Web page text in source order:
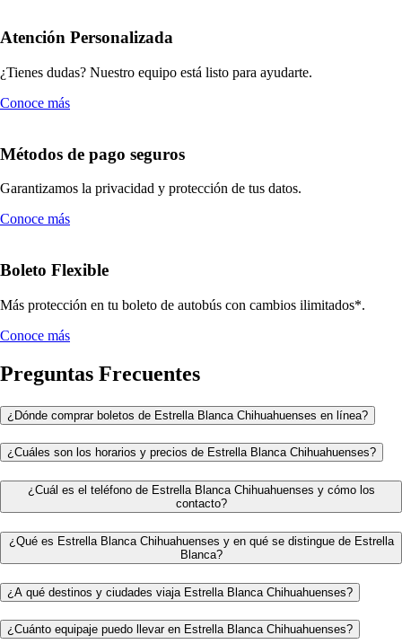
Atención Personalizada
¿Tienes dudas? Nuestro equipo está listo para ayudarte.
Conoce más
Métodos de pago seguros
Garantizamos la privacidad y protección de tus datos.
Conoce más
Boleto Flexible
Más protección en tu boleto de autobús con cambios ilimitados*.
Conoce más
Preguntas Frecuentes
¿Dónde comprar boletos de Estrella Blanca Chihuahuenses en línea?
¿Cuáles son los horarios y precios de Estrella Blanca Chihuahuenses?
¿Cuál es el teléfono de Estrella Blanca Chihuahuenses y cómo los
contacto?
¿Qué es Estrella Blanca Chihuahuenses y en qué se distingue de Estrella
Blanca?
¿A qué destinos y ciudades viaja Estrella Blanca Chihuahuenses?
¿Cuánto equipaje puedo llevar en Estrella Blanca Chihuahuenses?